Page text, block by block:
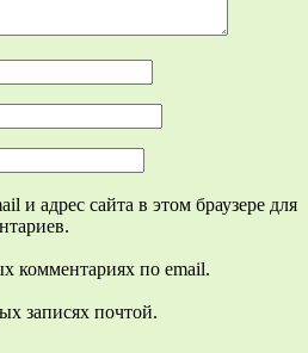
и адрес сайта в этом браузере для
комментариях по email.
записях почтой.